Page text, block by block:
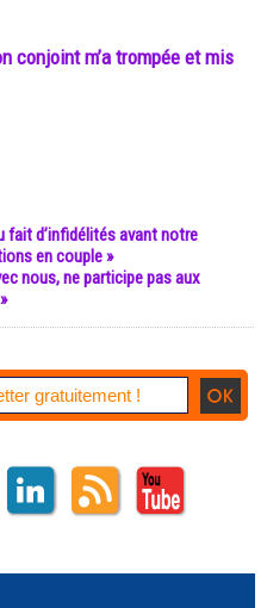
conjoint m’a trompée et mis
fait d’infidélités avant notre
en couple »
nous, ne participe pas aux